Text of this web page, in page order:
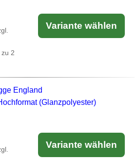
2
Variante wählen
England
(Glanzpolyester)
Variante wählen